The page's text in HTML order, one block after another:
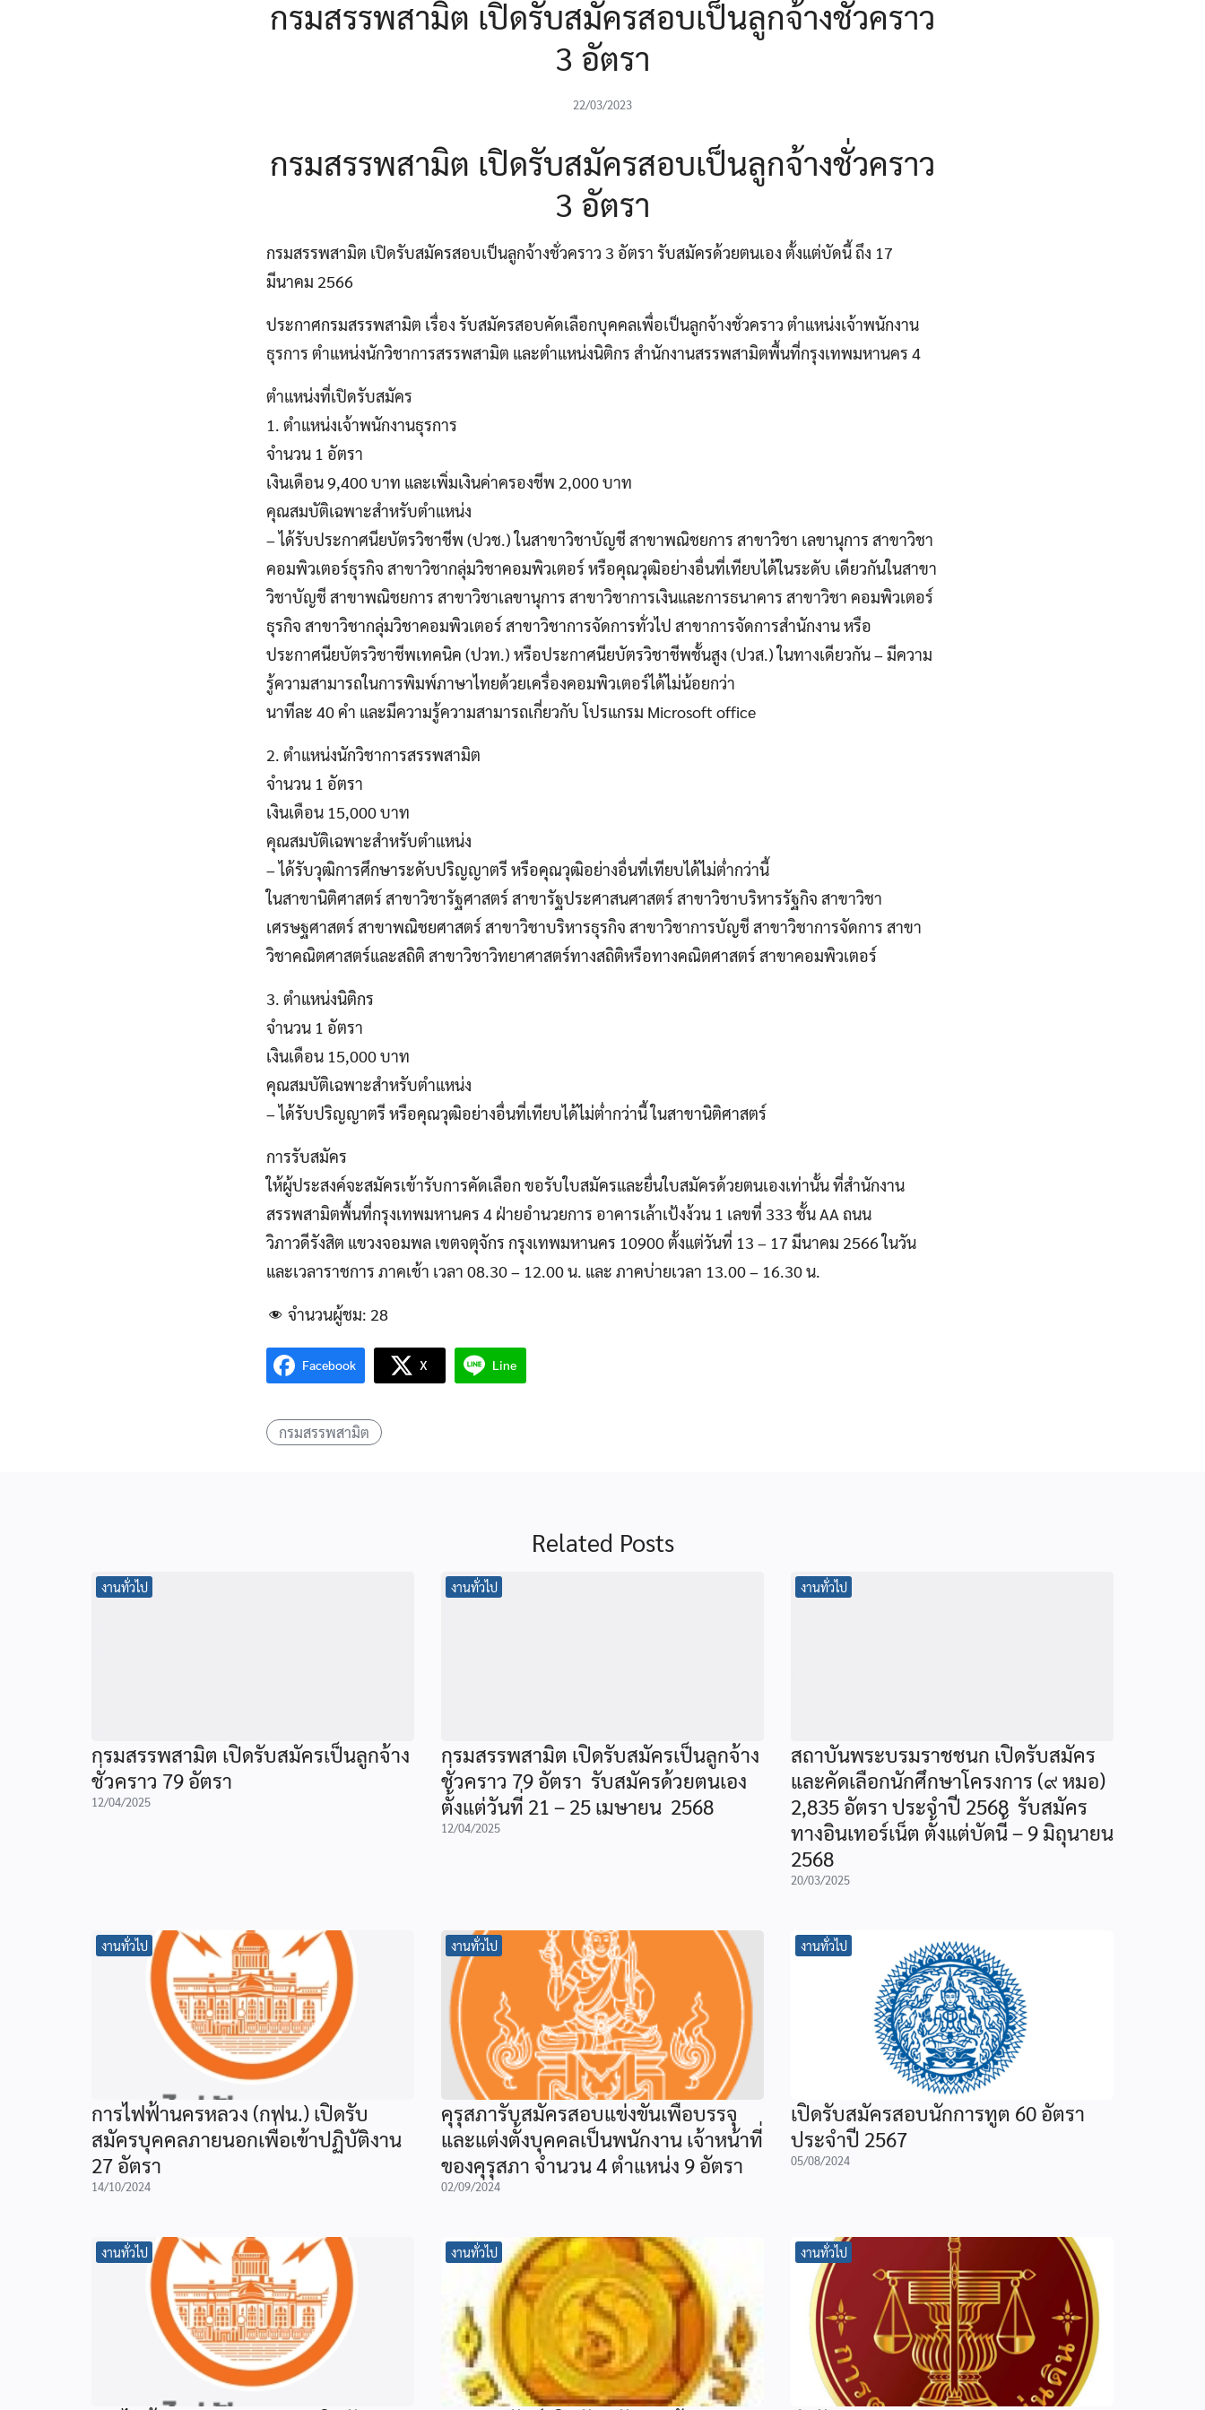
กรมสรรพสามิต เปิดรับสมัครสอบเป็นลูกจ้างชั่วคราว
3 อัตรา
22/03/2023
กรมสรรพสามิต เปิดรับสมัครสอบเป็นลูกจ้างชั่วคราว
3 อัตรา
กรมสรรพสามิต เปิดรับสมัครสอบเป็นลูกจ้างชั่วคราว 3 อัตรา รับสมัครด้วยตนเอง ตั้งแต่บัดนี้ ถึง 17
มีนาคม 2566
ประกาศกรมสรรพสามิต เรื่อง รับสมัครสอบคัดเลือกบุคคลเพื่อเป็นลูกจ้างชั่วคราว ตำแหน่งเจ้าพนักงาน
ธุรการ ตำแหน่งนักวิชาการสรรพสามิต และตำแหน่งนิติกร สำนักงานสรรพสามิตพื้นที่กรุงเทพมหานคร 4
ตำแหน่งที่เปิดรับสมัคร
1. ตำแหน่งเจ้าพนักงานธุรการ
จำนวน 1 อัตรา
เงินเดือน 9,400 บาท และเพิ่มเงินค่าครองชีพ 2,000 บาท
คุณสมบัติเฉพาะสําหรับตําแหน่ง
– ได้รับประกาศนียบัตรวิชาชีพ (ปวช.) ในสาขาวิชาบัญชี สาขาพณิชยการ สาขาวิชา เลขานุการ สาขาวิชา
คอมพิวเตอร์ธุรกิจ สาขาวิชากลุ่มวิชาคอมพิวเตอร์ หรือคุณวุฒิอย่างอื่นที่เทียบได้ในระดับ เดียวกันในสาขา
วิชาบัญชี สาขาพณิชยการ สาขาวิชาเลขานุการ สาขาวิชาการเงินและการธนาคาร สาขาวิชา คอมพิวเตอร์
ธุรกิจ สาขาวิชากลุ่มวิชาคอมพิวเตอร์ สาขาวิชาการจัดการทั่วไป สาขาการจัดการสํานักงาน หรือ
ประกาศนียบัตรวิชาชีพเทคนิค (ปวท.) หรือประกาศนียบัตรวิชาชีพชั้นสูง (ปวส.) ในทางเดียวกัน – มีความ
รู้ความสามารถในการพิมพ์ภาษาไทยด้วยเครื่องคอมพิวเตอร์ได้ไม่น้อยกว่า
นาทีละ 40 คำ และมีความรู้ความสามารถเกี่ยวกับ โปรแกรม Microsoft office
2. ตำแหน่งนักวิชาการสรรพสามิต
จำนวน 1 อัตรา
เงินเดือน 15,000 บาท
คุณสมบัติเฉพาะสําหรับตําแหน่ง
– ได้รับวุฒิการศึกษาระดับปริญญาตรี หรือคุณวุฒิอย่างอื่นที่เทียบได้ไม่ต่ำกว่านี้
ในสาขานิติศาสตร์ สาขาวิชารัฐศาสตร์ สาขารัฐประศาสนศาสตร์ สาขาวิชาบริหารรัฐกิจ สาขาวิชา
เศรษฐศาสตร์ สาขาพณิชยศาสตร์ สาขาวิชาบริหารธุรกิจ สาขาวิชาการบัญชี สาขาวิชาการจัดการ สาขา
วิชาคณิตศาสตร์และสถิติ สาขาวิชาวิทยาศาสตร์ทางสถิติหรือทางคณิตศาสตร์ สาขาคอมพิวเตอร์
3. ตำแหน่งนิติกร
จำนวน 1 อัตรา
เงินเดือน 15,000 บาท
คุณสมบัติเฉพาะสําหรับตําแหน่ง
– ได้รับปริญญาตรี หรือคุณวุฒิอย่างอื่นที่เทียบได้ไม่ต่ำกว่านี้ ในสาขานิติศาสตร์
การรับสมัคร
ให้ผู้ประสงค์จะสมัครเข้ารับการคัดเลือก ขอรับใบสมัครและยื่นใบสมัครด้วยตนเองเท่านั้น ที่สํานักงาน
สรรพสามิตพื้นที่กรุงเทพมหานคร 4 ฝ่ายอํานวยการ อาคารเล้าเป้งง้วน 1 เลขที่ 333 ชั้น AA ถนน
วิภาวดีรังสิต แขวงจอมพล เขตจตุจักร กรุงเทพมหานคร 10900 ตั้งแต่วันที่ 13 – 17 มีนาคม 2566 ในวัน
และเวลาราชการ ภาคเช้า เวลา 08.30 – 12.00 น. และ ภาคบ่ายเวลา 13.00 – 16.30 น.
จำนวนผู้ชม: 28
Facebook X Line
กรมสรรพสามิต
Related Posts
งานทั่วไป
กรมสรรพสามิต เปิดรับสมัครเป็นลูกจ้าง
ชั่วคราว 79 อัตรา
12/04/2025
งานทั่วไป
กรมสรรพสามิต เปิดรับสมัครเป็นลูกจ้าง
ชั่วคราว 79 อัตรา รับสมัครด้วยตนเอง
ตั้งแต่วันที่ 21 – 25 เมษายน 2568
12/04/2025
งานทั่วไป
สถาบันพระบรมราชชนก เปิดรับสมัคร
และคัดเลือกนักศึกษาโครงการ (๙ หมอ)
2,835 อัตรา ประจำปี 2568 รับสมัคร
ทางอินเทอร์เน็ต ตั้งแต่บัดนี้ – 9 มิถุนายน
2568
20/03/2025
งานทั่วไป
การไฟฟ้านครหลวง (กฟน.) เปิดรับ
สมัครบุคคลภายนอกเพื่อเข้าปฏิบัติงาน
27 อัตรา
14/10/2024
งานทั่วไป
คุรุสภารับสมัครสอบแข่งขันเพื่อบรรจุ
และแต่งตั้งบุคคลเป็นพนักงาน เจ้าหน้าที่
ของคุรุสภา จำนวน 4 ตำแหน่ง 9 อัตรา
02/09/2024
งานทั่วไป
เปิดรับสมัครสอบนักการทูต 60 อัตรา
ประจำปี 2567
05/08/2024
งานทั่วไป งานทั่วไป งานทั่วไป